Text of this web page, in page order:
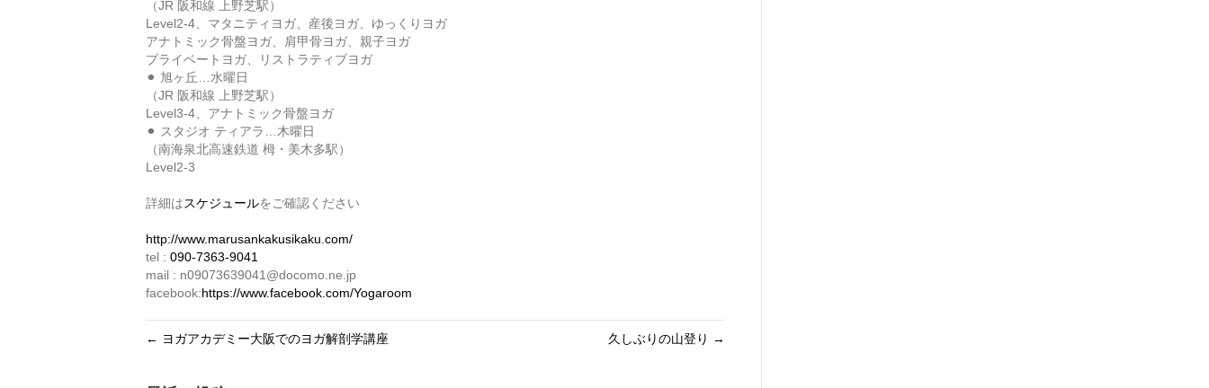
（JR 阪和線 上野芝駅）
Level2-4、マタニティヨガ、産後ヨガ、ゆっくりヨガ
アナトミック骨盤ヨガ、肩甲骨ヨガ、親子ヨガ
プライベートヨガ、リストラティブヨガ
⚫︎ 旭ヶ丘…水曜日
（JR 阪和線 上野芝駅）
Level3-4、アナトミック骨盤ヨガ
⚫︎ スタジオ ティアラ…木曜日
（南海泉北高速鉄道 栂・美木多駅）
Level2-3
詳細はスケジュールをご確認ください
http://www.marusankakusikaku.com/
tel : 090-7363-9041
mail : n09073639041@docomo.ne.jp
facebook:https://www.facebook.com/Yogaroom
← ヨガアカデミー大阪でのヨガ解剖学講座 久しぶりの山登り →